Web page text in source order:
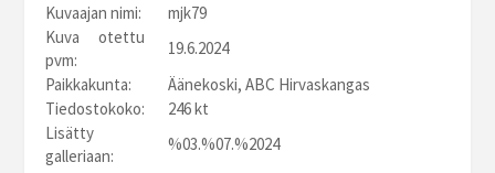
Kuvaajan nimi:
mjk79
Kuva otettu
pvm:
19.6.2024
Paikkakunta:
Äänekoski, ABC Hirvaskangas
Tiedostokoko:
246 kt
Lisätty
galleriaan:
%03.%07.%2024